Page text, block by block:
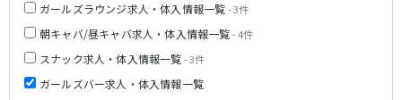
ガールズラウンジ求人・体入情報一覧- 3件
朝キャバ/昼キャバ求人・体入情報一覧- 4件
スナック求人・体入情報一覧- 3件
ガールズバー求人・体入情報一覧
関内駅
横浜駅
桜木町駅
大船駅
西武池袋線